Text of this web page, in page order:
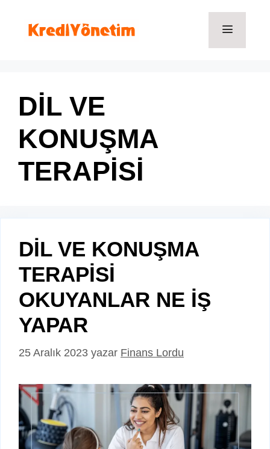
DİL VE
KONUŞMA
TERAPİSİ
DİL VE KONUŞMA
TERAPİSİ
OKUYANLAR NE İŞ
YAPAR
25 Aralık 2023 yazar Finans Lordu